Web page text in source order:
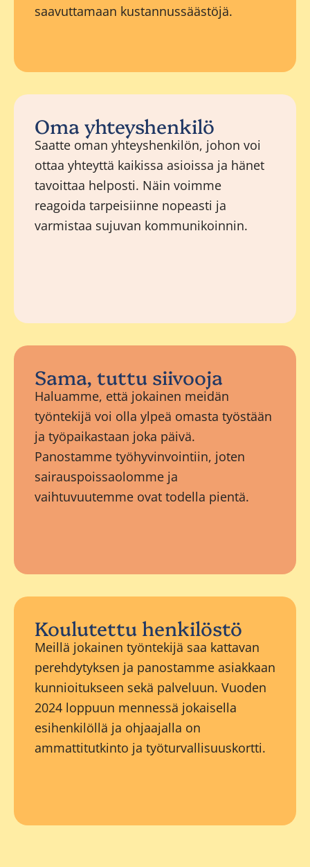
saavuttamaan kustannussäästöjä.
Oma yhteyshenkilö
Saatte oman yhteyshenkilön, johon voi
ottaa yhteyttä kaikissa asioissa ja hänet
tavoittaa helposti. Näin voimme
reagoida tarpeisiinne nopeasti ja
varmistaa sujuvan kommunikoinnin.
Sama, tuttu siivooja
Haluamme, että jokainen meidän
työntekijä voi olla ylpeä omasta työstään
ja työpaikastaan joka päivä.
Panostamme työhyvinvointiin, joten
sairauspoissaolomme ja
vaihtuvuutemme ovat todella pientä.
Koulutettu henkilöstö
Meillä jokainen työntekijä saa kattavan
perehdytyksen ja panostamme asiakkaan
kunnioitukseen sekä palveluun. Vuoden
2024 loppuun mennessä jokaisella
esihenkilöllä ja ohjaajalla on
ammattitutkinto ja työturvallisuuskortti.